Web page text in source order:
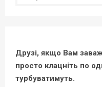
Друзі, якщо Вам
просто клацніть по
турбуватимуть.